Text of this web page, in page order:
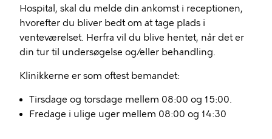
Hospital, skal du melde din ankomst i receptionen,
hvorefter du bliver bedt om at tage plads i
venteværelset. Herfra vil du blive hentet, når det er
din tur til undersøgelse og/eller behandling.
Klinikkerne er som oftest bemandet:
Tirsdage og torsdage mellem 08:00 og 15:00.
Fredage i ulige uger mellem 08:00 og 14:30